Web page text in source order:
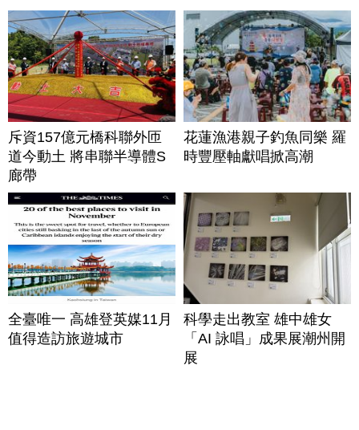
斥資157億元橋科聯外匝
道今動土 將串聯半導體S
廊帶
花蓮漁港親子釣魚同樂 羅
時豐壓軸獻唱掀高潮
全臺唯一 高雄登英媒11月
值得造訪旅遊城市
科學走出教室 雄中雄女
「AI 詠唱」成果展潮州開
展